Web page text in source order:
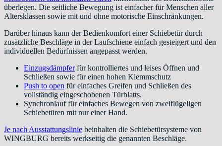
überlegen. Die seitliche Bewegung ist einfacher für Menschen aller
Altersklassen sowie mit und ohne motorische Einschränkungen.
Darüber hinaus kann der Bedienkomfort einer Schiebetür durch
zusätzliche Beschläge in der Laufschiene einfach gesteigert und den
individuellen Bedürfnissen angepasst werden.
Einzugsdämpferfür kontrolliertes und leises Öffnen und
Schließen sowie für einen hohen Klemmschutz
Push to open für einfaches Greifen und Schließen des
vollständig eingeschobenen Türblatts.
Synchronlauf für einfaches Bewegen von zweiflügeligen
Schiebetüren mit nur einer Hand.
Je nach Ausstattungslinie beinhalten die Schiebetürsysteme von
WINGBURG bereits werkseitig die genannten Beschläge.